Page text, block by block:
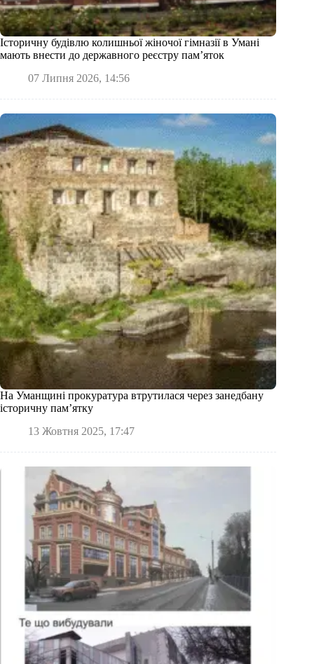
Історичну будівлю колишньої жіночої гімназії в Умані
мають внести до державного реєстру пам’яток
07 Липня 2026, 14:56
На Уманщині прокуратура втрутилася через занедбану
історичну пам’ятку
13 Жовтня 2025, 17:47